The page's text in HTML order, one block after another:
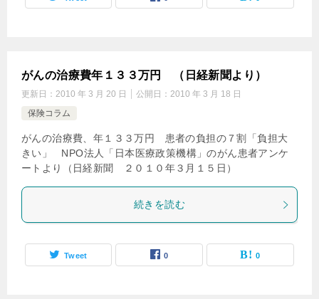
がんの治療費年１３３万円 （日経新聞より）
更新日： 2010 年 3 月 20 日 公開日： 2010 年 3 月 18 日
保険コラム
がんの治療費、年１３３万円 患者の負担の７割「負担大
きい」 NPO法人「日本医療政策機構」のがん患者アンケ
ートより（日経新聞 ２０１０年３月１５日）
続きを読む
Tweet 0 0